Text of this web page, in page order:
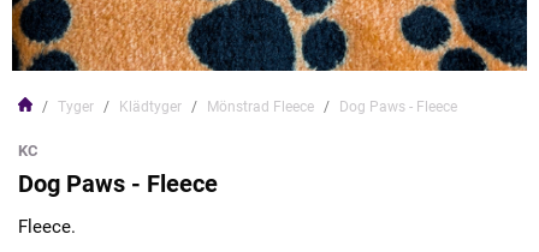
Tyger Klädtyger Mönstrad Fleece Dog Paws - Fleece
KC
Dog Paws - Fleece
Fleece.